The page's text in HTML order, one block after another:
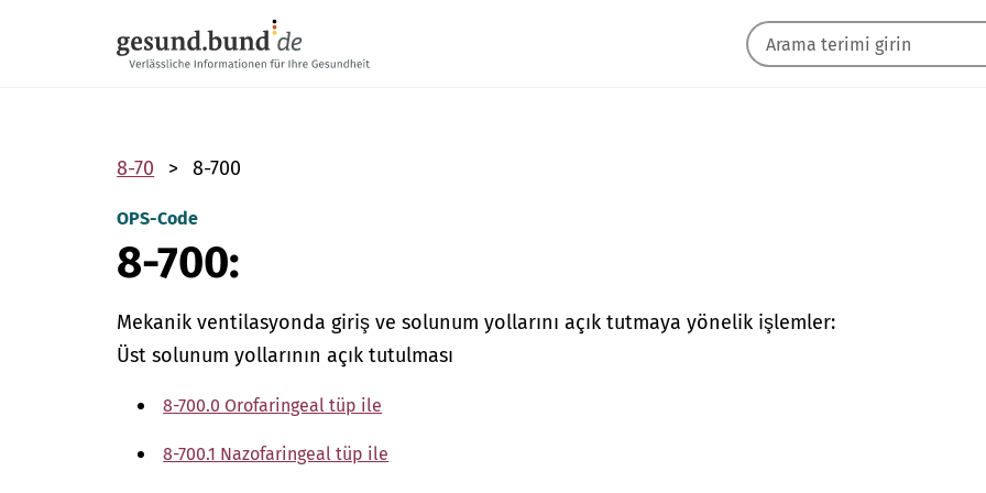
8-70 8-700
OPS-Code
8-700:
Mekanik ventilasyonda giriş ve solunum yollarını açık tutmaya yönelik işlemler:
Üst solunum yollarının açık tutulması
8-700.0 Orofaringeal tüp ile
8-700.1 Nazofaringeal tüp ile